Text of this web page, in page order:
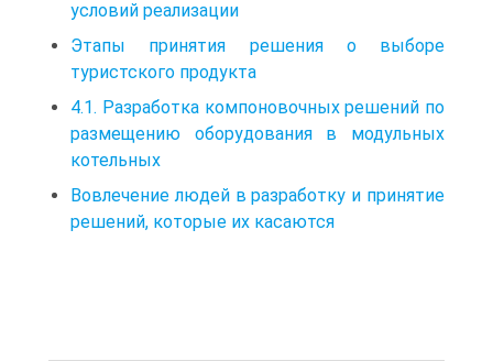
условий реализации
Этапы принятия решения о выборе
туристского продукта
4.1. Разработка компоновочных решений по
размещению оборудования в модульных
котельных
Вовлечение людей в разработку и принятие
решений, которые их касаются